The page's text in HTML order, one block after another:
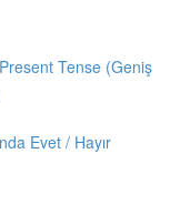
Tense (Geniş
Evet / Hayır